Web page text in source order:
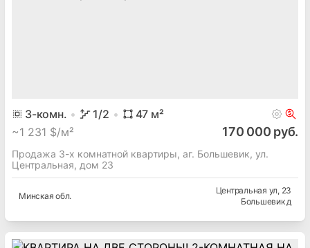
3-комн. 1/2 47 м²
~1 231 $/м² 170 000 руб.
Продажа 3-х комнатной квартиры, аг. Большевик, ул.
Центральная, дом 23
Минская обл.
Центральная ул, 23
Большевик д